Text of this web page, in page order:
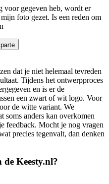
voor gegeven heb, wordt er
foto gezet. Is een reden om
dat je niet helemaal tevreden
Tijdens het ontwerpproces
en is er de
een zwart of wit logo. Voor
de witte variant. We
soms anders kan overkomen
feedback. Mocht je nog vragen
precies tegenvalt, dan denken
Keesty.nl?